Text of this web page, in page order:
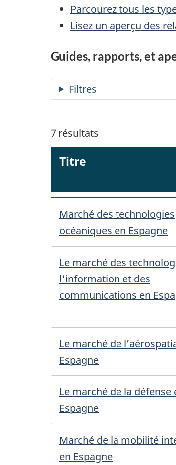
Parcourez tous les
Lisez un aperçu des
Guides, rapports, et
7 résultats
Titre
Marché des technologies
océaniques en Espagne
Le marché des
l'information et des
communications en
Le marché de
Espagne
Le marché de la défense
Espagne
Marché de la mobilité
en Espagne